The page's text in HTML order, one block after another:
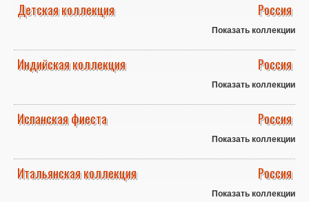
Детская коллекция Россия
Показать коллекции
Индийская коллекция Россия
Показать коллекции
Испанская фиеста Россия
Показать коллекции
Итальянская коллекция Россия
Показать коллекции